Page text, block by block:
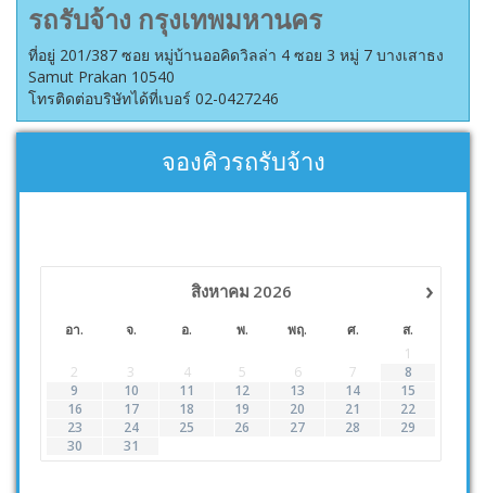
รถรับจ้าง กรุงเทพมหานคร
ที่อยู่ 201/387 ซอย หมู่บ้านออคิดวิลล่า 4 ซอย 3 หมู่ 7 บางเสาธง
Samut Prakan 10540
โทรติดต่อบริษัทได้ที่เบอร์ 02-0427246
จองคิวรถรับจ้าง
›
สิงหาคม 2026
อา. จ. อ. พ. พฤ. ศ.
ส.
1
2
3 4 5 6 7
8
9
10 11 12 13 14
15
16
17 18 19 20 21
22
23
24 25 26 27 28
29
30
31